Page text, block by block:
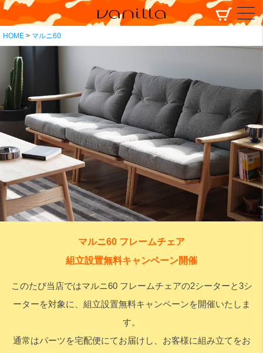
HOME マルニ60
マルニ60 フレームチェア
組立設置無料キャンペーン開催
このたび当店ではマルニ60 フレームチェアの2シーターと3シ
ーターを対象に、組立設置無料キャンペーンを開催いたしま
す。
通常はパーツを宅配便にてお届けし、お客様に組み立てをお